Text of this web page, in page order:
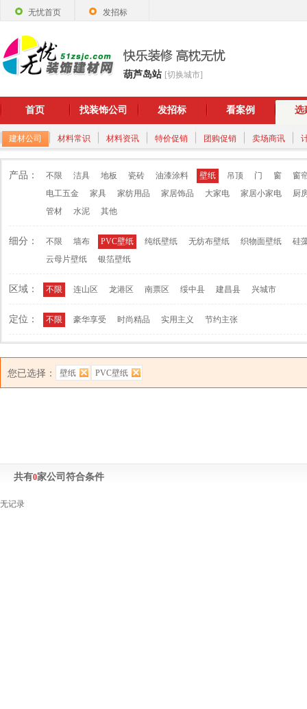
无忧首页 发招标
葫芦岛站 [切换城市]
首页 找装饰公司 发招标 看案例 选
建材公司 材料常识 材料资讯 特价促销 团购促销 卖场商讯
产品： 不限 洁具 地板 瓷砖 油漆涂料 壁纸 吊顶 门 窗
窗
电工五金
家具 家纺用品 家居饰品 大家电 家居小家电
厨
管材
水泥 其他
细分： 不限 墙布 PVC壁纸 纯纸壁纸 无纺布壁纸 织物面壁纸
硅
云母片壁纸
银箔壁纸
区域： 不限 连山区 龙港区 南票区 绥中县 建昌县 兴城市
定位： 不限 豪华享受 时尚精品 实用主义 节约主张
您已选择： 壁纸 PVC壁纸
共有0家公司符合条件
无记录